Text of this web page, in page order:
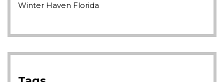
Winter Haven Florida